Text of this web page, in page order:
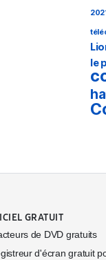
le
GRATUIT
de DVD gratuits
d'écran gratuit